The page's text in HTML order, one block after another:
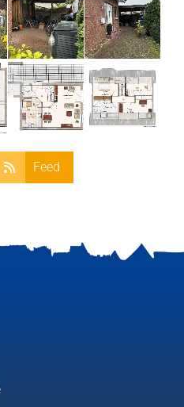
Feed